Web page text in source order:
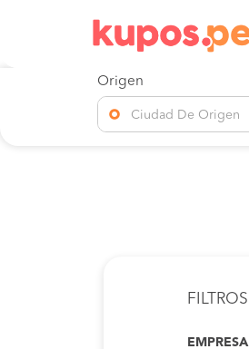
Origen
Ciudad De Origen
FILTROS
EMPRESA